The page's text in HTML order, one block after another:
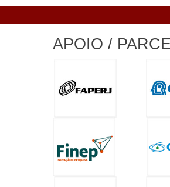
APOIO /